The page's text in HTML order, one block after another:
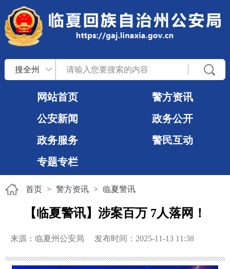
搜全州
网站首页
警方资讯
公安新闻
政务公开
政务服务
警民互动
专题专栏
首页 > 警方资讯 > 临夏警讯
【临夏警讯】涉案百万 7人落网！
来源：临夏州公安局 发布时间：2025-11-13 11:38